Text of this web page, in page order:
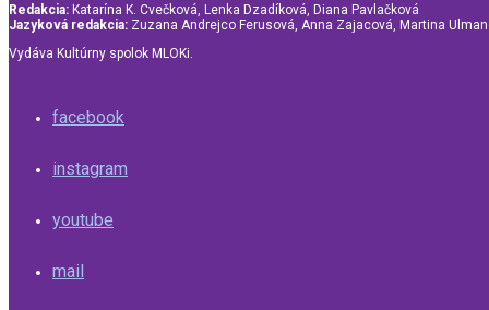
Redakcia: Katarína K. Cvečková, Lenka Dzadíková, Diana Pavlačková
Jazyková redakcia: Zuzana Andrejco Ferusová, Anna Zajacová, Martina
Vydáva Kultúrny spolok MLOKi.
facebook
instagram
youtube
mail